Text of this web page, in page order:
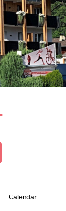
Calendar